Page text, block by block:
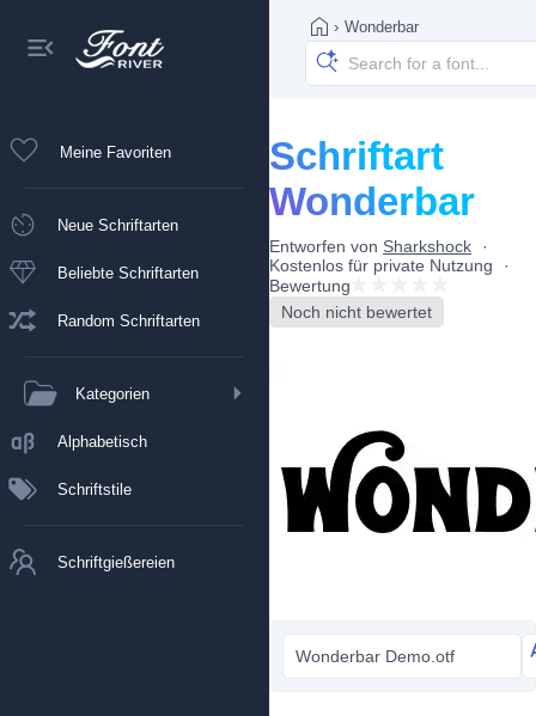
Meine Favoriten
Neue Schriftarten
Beliebte Schriftarten
Random Schriftarten
Kategorien
Alphabetisch
Schriftstile
Schriftgießereien
› Wonderbar
Schriftart
Wonderbar
Entworfen von Sharkshock
Kostenlos für private Nutzung
Bewertung
Noch nicht bewertet
Wonderbar Demo.otf